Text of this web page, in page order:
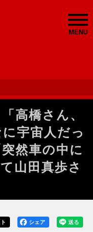
MENU
高橋さん、
宇宙人だっ
然車の中に
山田真歩さ
送る
シェア